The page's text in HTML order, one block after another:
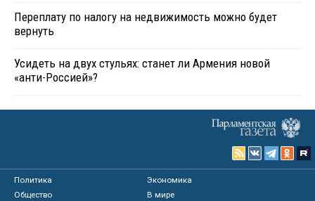
Переплату по налогу на недвижимость можно будет
вернуть
Усидеть на двух стульях: станет ли Армения новой
«анти-Россией»?
Политика
Экономика
Общество
В мире